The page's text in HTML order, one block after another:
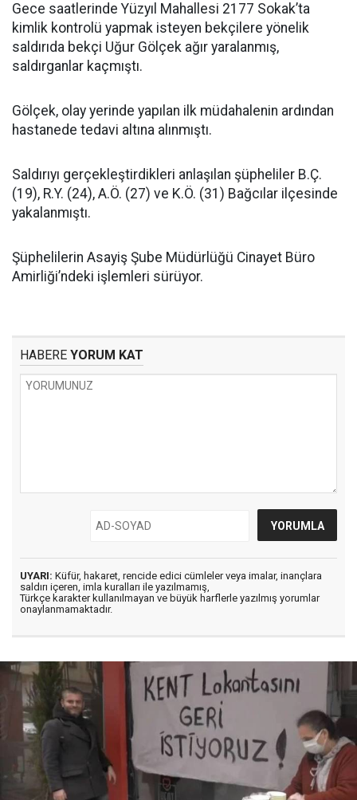
Gece saatlerinde Yüzyıl Mahallesi 2177 Sokak’ta
kimlik kontrolü yapmak isteyen bekçilere yönelik
saldırıda bekçi Uğur Gölçek ağır yaralanmış,
saldırganlar kaçmıştı.
Gölçek, olay yerinde yapılan ilk müdahalenin ardından
hastanede tedavi altına alınmıştı.
Saldırıyı gerçekleştirdikleri anlaşılan şüpheliler B.Ç.
(19), R.Y. (24), A.Ö. (27) ve K.Ö. (31) Bağcılar ilçesinde
yakalanmıştı.
Şüphelilerin Asayiş Şube Müdürlüğü Cinayet Büro
Amirliği’ndeki işlemleri sürüyor.
HABERE YORUM KAT
UYARI: Küfür, hakaret, rencide edici cümleler veya imalar, inançlara
saldırı içeren, imla kuralları ile yazılmamış,
Türkçe karakter kullanılmayan ve büyük harflerle yazılmış yorumlar
onaylanmamaktadır.